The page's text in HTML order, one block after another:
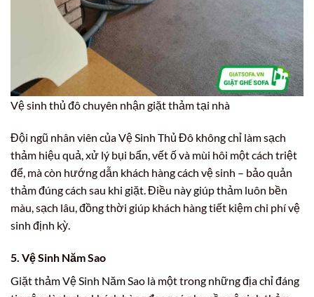
Vệ sinh thủ đô chuyên nhận giặt thảm tại nhà
Đội ngũ nhân viên của Vệ Sinh Thủ Đô không chỉ làm sạch
thảm hiệu quả, xử lý bụi bẩn, vết ố và mùi hôi một cách triệt
để, mà còn hướng dẫn khách hàng cách vệ sinh – bảo quản
thảm đúng cách sau khi giặt. Điều này giúp thảm luôn bền
màu, sạch lâu, đồng thời giúp khách hàng tiết kiệm chi phí vệ
sinh định kỳ.
5. Vệ Sinh Năm Sao
Giặt thảm Vệ Sinh Năm Sao là một trong những địa chỉ đáng